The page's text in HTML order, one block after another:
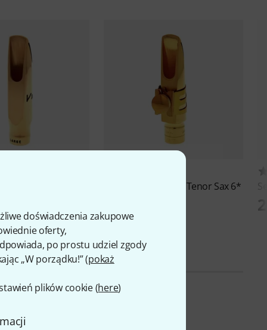
doświadczenia zakupowe
oferty,
po prostu udziel zgody
„W porządku!” (pokaż
plików cookie (here)
New York Tenor Sax 6*